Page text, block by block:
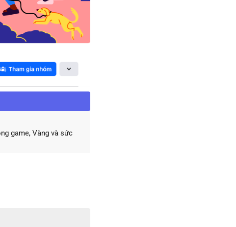
game, Vàng và sức